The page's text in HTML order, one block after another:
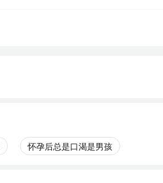
怀孕后总是口渴是男孩